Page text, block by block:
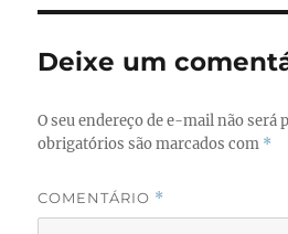
o
o
o
n
Deixe um
O seu endereço de e-mail não será
obrigatórios são marcados com *
COMENTÁRIO *